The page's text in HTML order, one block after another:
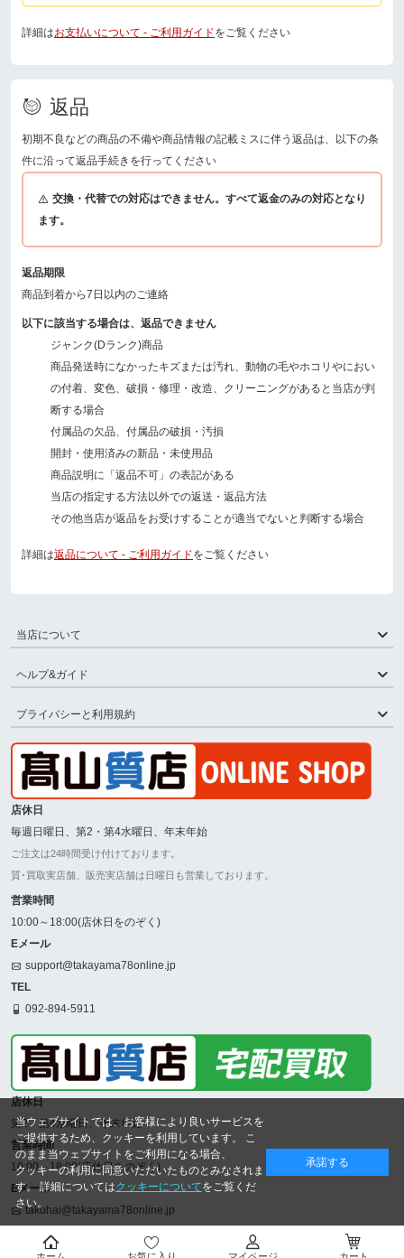
詳細はお支払いについて - ご利用ガイドをご覧ください
返品
初期不良などの商品の不備や商品情報の記載ミスに伴う返品は、以下の条
件に沿って返品手続きを行ってください
交換・代替での対応はできません。すべて返金のみの対応となり
ます。
返品期限
商品到着から7日以内のご連絡
以下に該当する場合は、返品できません
ジャンク(Dランク)商品
商品発送時になかったキズまたは汚れ、動物の毛やホコリやにおい
の付着、変色、破損・修理・改造、クリーニングがあると当店が判
断する場合
付属品の欠品、付属品の破損・汚損
開封・使用済みの新品・未使用品
商品説明に「返品不可」の表記がある
当店の指定する方法以外での返送・返品方法
その他当店が返品をお受けすることが適当でないと判断する場合
詳細は返品について - ご利用ガイドをご覧ください
当店について
ヘルプ&ガイド
プライバシーと利用規約
店休日
毎週日曜日、第2・第4水曜日、年末年始
ご注文は24時間受け付けております。
質･買取実店舗、販売実店舗は日曜日も営業しております。
営業時間
10:00～18:00(店休日をのぞく)
Eメール
support@takayama78online.jp
TEL
092-894-5911
店休日
第2・第4水曜日、年末年始
営業時間
10:00～18:00(店休日をのぞく)
Eメール
takuhai@takayama78online.jp
092-707-5311
当ウェブサイトでは、お客様により良いサービスを
ご提供するため、クッキーを利用しています。 こ
のまま当ウェブサイトをご利用になる場合、
クッキーの利用に同意いただいたものとみなされま
す。 詳細についてはクッキーについてをご覧くだ
さい。
承諾する